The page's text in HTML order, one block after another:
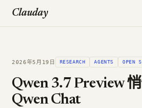
Clauday
2026年5月19日 RESEARCH AGENTS OPEN
Qwen 3.7 Preview
Qwen Chat